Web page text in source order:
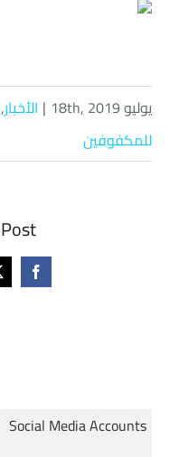
يوليو 18th, 2019 | الأخبار,
للمكفوفين
Social Media Accounts